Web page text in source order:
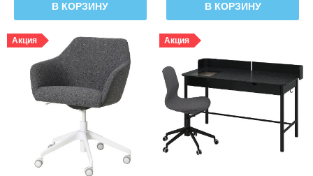
В КОРЗИНУ В КОРЗИНУ
Акция Акция